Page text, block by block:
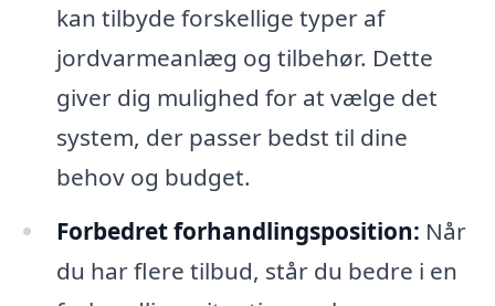
kan tilbyde forskellige typer af
jordvarmeanlæg og tilbehør. Dette
giver dig mulighed for at vælge det
system, der passer bedst til dine
behov og budget.
Forbedret forhandlingsposition: Når
du har flere tilbud, står du bedre i en